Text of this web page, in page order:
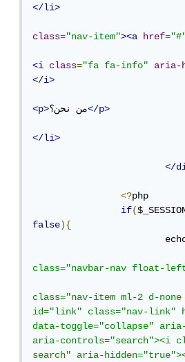
</li>
class="nav-item"><a href=
<i class="fa fa-info" aria-
</i>
<p>من نحن؟</p>
</li>
</
<?php
if(
false){
class="navbar-nav float-
class="nav-item ml-2 d-
id="link" class="nav-link"
data-toggle="collapse" aria-
aria-controls="search"><i
search" aria-